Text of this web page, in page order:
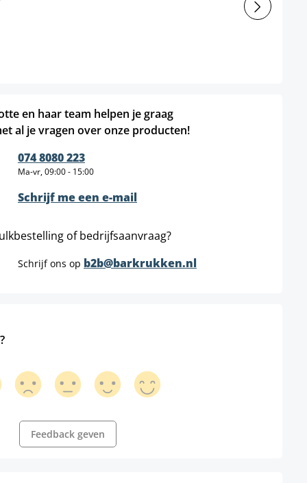
en haar team helpen je graag
al je vragen over onze producten!
074 8080 223
Ma-vr, 09:00 - 15:00
Schrijf me een e-mail
of bedrijfsaanvraag?
Schrijf ons op b2b@barkrukken.nl
Feedback geven